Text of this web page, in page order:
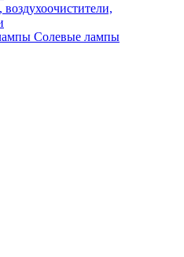
Солевые лампы